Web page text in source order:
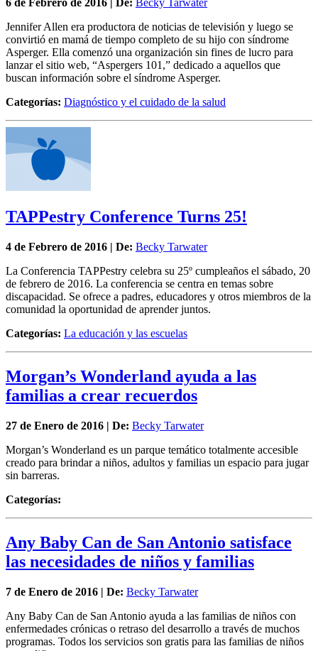
Jennifer Allen era productora de noticias de televisión y luego se
convirtió en mamá de tiempo completo de su hijo con síndrome
Asperger. Ella comenzó una organización sin fines de lucro para
lanzar el sitio web, “Aspergers 101,” dedicado a aquellos que
buscan información sobre el síndrome Asperger.
Categorías: Diagnóstico y el cuidado de la salud
TAPPestry Conference Turns 25!
4 de Febrero de 2016 | De: Becky Tarwater
La Conferencia TAPPestry celebra su 25º cumpleaños el sábado, 20
de febrero de 2016. La conferencia se centra en temas sobre
discapacidad. Se ofrece a padres, educadores y otros miembros de la
comunidad la oportunidad de aprender juntos.
Categorías: La educación y las escuelas
Morgan’s Wonderland ayuda a las
familias a crear recuerdos
27 de Enero de 2016 | De: Becky Tarwater
Morgan’s Wonderland es un parque temático totalmente accesible
creado para brindar a niños, adultos y familias un espacio para jugar
sin barreras.
Categorías:
Any Baby Can de San Antonio satisface
las necesidades de niños y familias
7 de Enero de 2016 | De: Becky Tarwater
Any Baby Can de San Antonio ayuda a las familias de niños con
enfermedades crónicas o retraso del desarrollo a través de muchos
programas. Todos los servicios son gratis para las familias de niños